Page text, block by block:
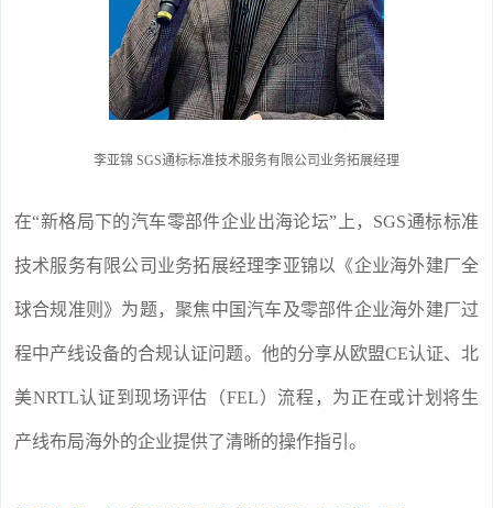
李亚锦 SGS通标标准技术服务有限公司业务拓展经理
在“新格局下的汽车零部件企业出海论坛”上，SGS通标标准
技术服务有限公司业务拓展经理李亚锦以《企业海外建厂全
球合规准则》为题，聚焦中国汽车及零部件企业海外建厂过
程中产线设备的合规认证问题。他的分享从欧盟CE认证、北
美NRTL认证到现场评估（FEL）流程，为正在或计划将生
产线布局海外的企业提供了清晰的操作指引。